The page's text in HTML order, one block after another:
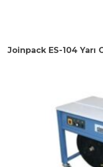
Joinpack ES-104